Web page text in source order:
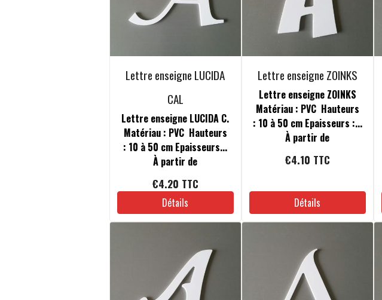
Lettre enseigne LUCIDA
CAL
Lettre enseigne LUCIDA C.
Matériau : PVC Hauteurs
: 10 à 50 cm Epaisseurs...
À partir de
€4.20 TTC
Détails
Lettre enseigne ZOINKS
Lettre enseigne ZOINKS
Matériau : PVC Hauteurs
: 10 à 50 cm Epaisseurs :...
À partir de
€4.10 TTC
Détails